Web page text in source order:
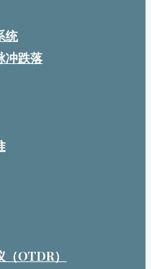
统
冲跌落
OTDR）